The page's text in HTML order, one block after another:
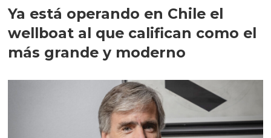
Ya está operando en Chile el
wellboat al que califican como el
más grande y moderno